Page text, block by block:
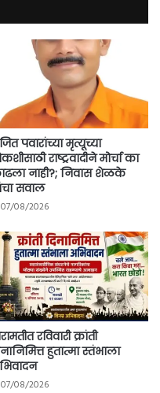
पवारांच्या मृत्यूच्या
राष्ट्रवादीने मोर्चा का
नाही?; निवास शेळके
सवाल
07/08/2026
रविवारी क्रांती
हुतात्मा स्तंभाला
07/08/2026